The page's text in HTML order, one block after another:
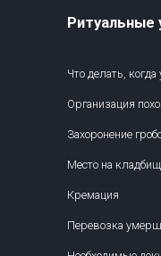
Ритуальные
Что делать,
Организация
Захоронение
Место на
Кремация
Перевозка